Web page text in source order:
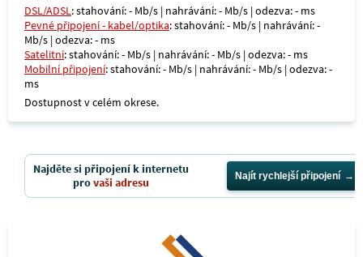
DSL/ADSL: stahování: - Mb/s | nahrávání: - Mb/s | odezva: - ms
Pevné připojení - kabel/optika: stahování: - Mb/s | nahrávání: -
Mb/s | odezva: - ms
Satelitní: stahování: - Mb/s | nahrávání: - Mb/s | odezva: - ms
Mobilní připojení: stahování: - Mb/s | nahrávání: - Mb/s | odezva: -
ms
Dostupnost v celém okrese.
Najděte si připojení k internetu
provaši adresu Najít rychlejší připojení